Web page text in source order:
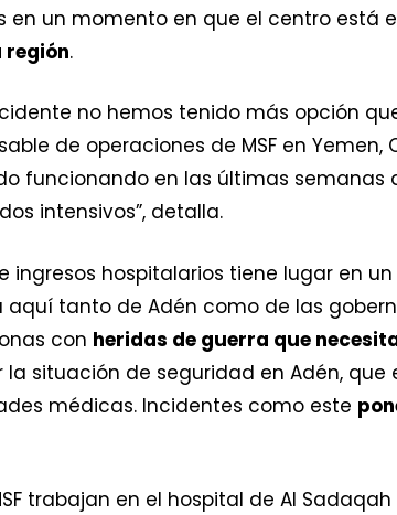
en un momento en que el centro está
región.
no hemos tenido más opción
de operaciones de MSF en
funcionando en las últimas
intensivos”, detalla.
ingresos hospitalarios tiene lugar en
tanto de Adén como de las
con heridas de guerra que
la situación de seguridad en Adén,
médicas. Incidentes como este
trabajan en el hospital de Al